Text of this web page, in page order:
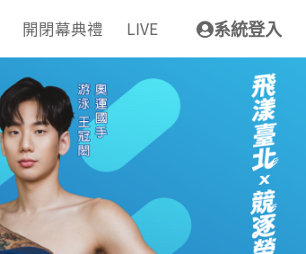
開閉幕典禮 LIVE 系統登入